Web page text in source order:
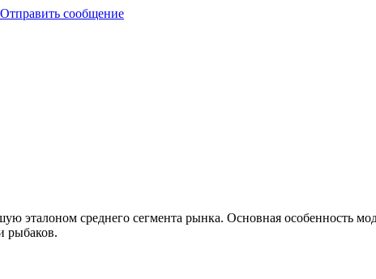
Отправить сообщение
эталоном среднего сегмента рынка. Основная особенность
рыбаков.